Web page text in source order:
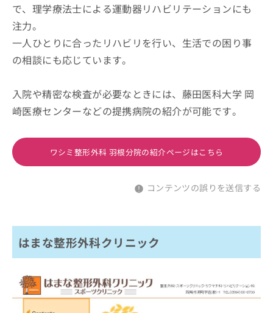
で、理学療法士による運動器リハビリテーションにも
注力。
一人ひとりに合ったリハビリを行い、生活での困り事
の相談にも応じています。
入院や精密な検査が必要なときには、藤田医科大学 岡
崎医療センターなどの提携病院の紹介が可能です。
ワシミ整形外科 羽根分院の紹介ページはこちら
コンテンツの誤りを送信する
はまな整形外科クリニック